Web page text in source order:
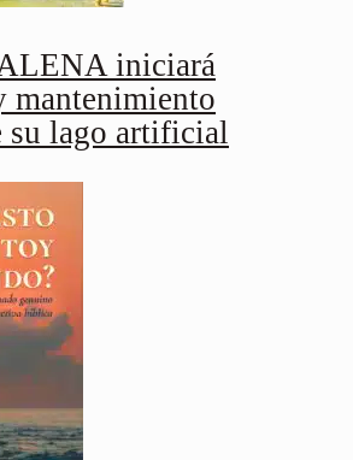
iniciará
mantenimiento
su lago artificial